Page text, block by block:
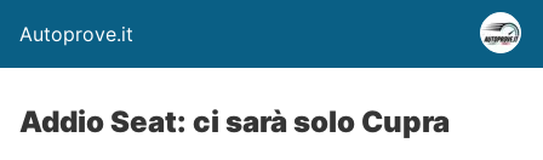
Autoprove.it
Addio Seat: ci sarà solo Cupra